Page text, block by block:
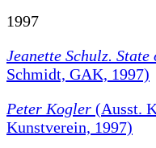
1997
Jeanette Schulz.
Schmidt, GAK, 1997)
Peter Kogler (Ausst.
Kunstverein, 1997)